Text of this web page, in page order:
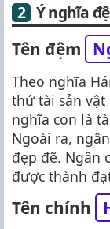
Ý nghĩa
Tên đệm
Theo nghĩa
thứ tài sản vật
nghĩa con là
Ngoài ra,
đẹp đẽ. Ngân
được thành
Tên chính